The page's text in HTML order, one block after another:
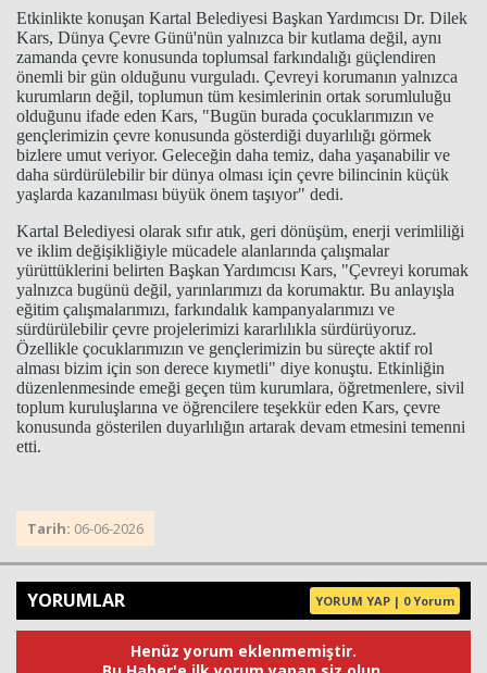
Etkinlikte konuşan Kartal Belediyesi Başkan Yardımcısı Dr. Dilek
Kars, Dünya Çevre Günü'nün yalnızca bir kutlama değil, aynı
zamanda çevre konusunda toplumsal farkındalığı güçlendiren
önemli bir gün olduğunu vurguladı. Çevreyi korumanın yalnızca
kurumların değil, toplumun tüm kesimlerinin ortak sorumluluğu
olduğunu ifade eden Kars, "Bugün burada çocuklarımızın ve
gençlerimizin çevre konusunda gösterdiği duyarlılığı görmek
bizlere umut veriyor. Geleceğin daha temiz, daha yaşanabilir ve
daha sürdürülebilir bir dünya olması için çevre bilincinin küçük
yaşlarda kazanılması büyük önem taşıyor" dedi.
Kartal Belediyesi olarak sıfır atık, geri dönüşüm, enerji verimliliği
ve iklim değişikliğiyle mücadele alanlarında çalışmalar
yürüttüklerini belirten Başkan Yardımcısı Kars, "Çevreyi korumak
yalnızca bugünü değil, yarınlarımızı da korumaktır. Bu anlayışla
eğitim çalışmalarımızı, farkındalık kampanyalarımızı ve
sürdürülebilir çevre projelerimizi kararlılıkla sürdürüyoruz.
Özellikle çocuklarımızın ve gençlerimizin bu süreçte aktif rol
alması bizim için son derece kıymetli" diye konuştu. Etkinliğin
düzenlenmesinde emeği geçen tüm kurumlara, öğretmenlere, sivil
toplum kuruluşlarına ve öğrencilere teşekkür eden Kars, çevre
konusunda gösterilen duyarlılığın artarak devam etmesini temenni
etti.
Tarih: 06-06-2026
YORUMLAR YORUM YAP | 0 Yorum
Henüz yorum eklenmemiştir.